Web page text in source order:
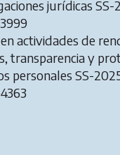
jurídicas SS-
actividades de
transparencia y
personales SS-